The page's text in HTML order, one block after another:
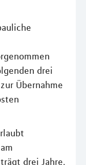
drei
Übernahme
drei Jahre.